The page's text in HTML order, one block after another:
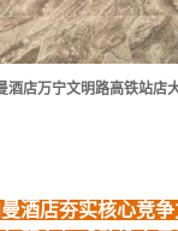
酒店万宁文明路高铁站店
酒店夯实核心竞争